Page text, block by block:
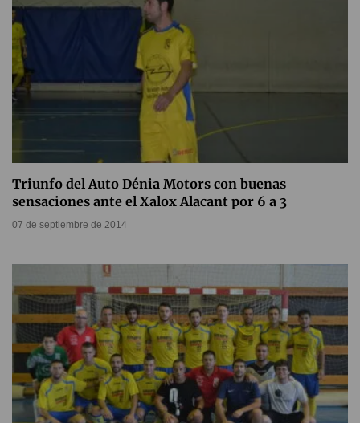
Triunfo del Auto Dénia Motors con buenas
sensaciones ante el Xalox Alacant por 6 a 3
07 de septiembre de 2014